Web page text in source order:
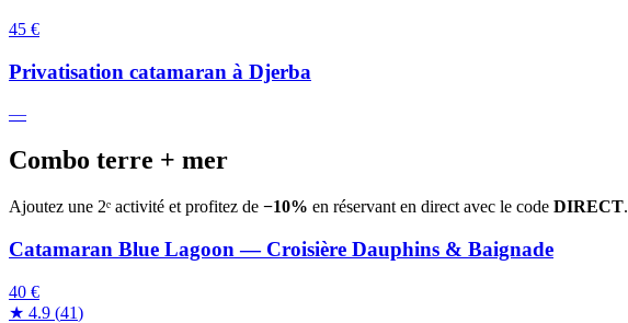
45 €
Privatisation catamaran à Djerba
—
Combo terre + mer
Ajoutez une 2ᵉ activité et profitez de −10% en réservant en direct avec le code DIRECT.
Catamaran Blue Lagoon — Croisière Dauphins & Baignade
40 €
★ 4.9 (41)